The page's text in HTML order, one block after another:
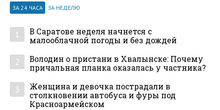
ЗА 24 ЧАСА ЗА НЕДЕЛЮ
1
В Саратове неделя начнется с
малооблачной погоды и без дождей
2
Володин о пристани в Хвалынске: Почему
причальная планка оказалась у частника?
3
Женщина и девочка пострадали в
столкновении автобуса и фуры под
Красноармейском